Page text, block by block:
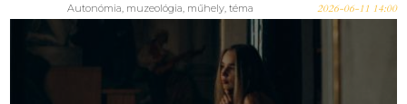
Autonómia, muzeológia, műhely, téma 2026-06-11 14:00